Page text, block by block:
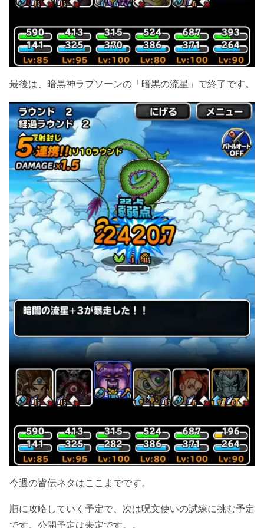
最後は、暗黒神ラプソーンの「暗黒の流星」で終了です。
今週の皆伝ネタはここまでです。
順に攻略していく予定で、次は呪文使いの試練に挑む予定
です。公開予定は未定です。。